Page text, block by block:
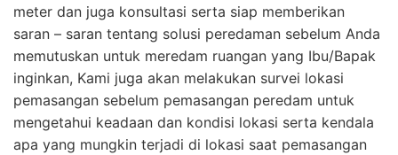
meter dan juga konsultasi serta siap memberikan
saran – saran tentang solusi peredaman sebelum Anda
memutuskan untuk meredam ruangan yang Ibu/Bapak
inginkan, Kami juga akan melakukan survei lokasi
pemasangan sebelum pemasangan peredam untuk
mengetahui keadaan dan kondisi lokasi serta kendala
apa yang mungkin terjadi di lokasi saat pemasangan